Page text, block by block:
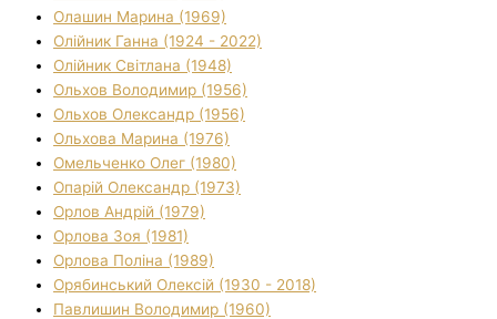
Олашин Марина (1969)
Олійник Ганна (1924 - 2022)
Олійник Світлана (1948)
Ольхов Володимир (1956)
Ольхов Олександр (1956)
Ольхова Марина (1976)
Омельченко Олег (1980)
Опарій Олександр (1973)
Орлов Андрій (1979)
Орлова Зоя (1981)
Орлова Поліна (1989)
Орябинський Олексій (1930 - 2018)
Павлишин Володимир (1960)